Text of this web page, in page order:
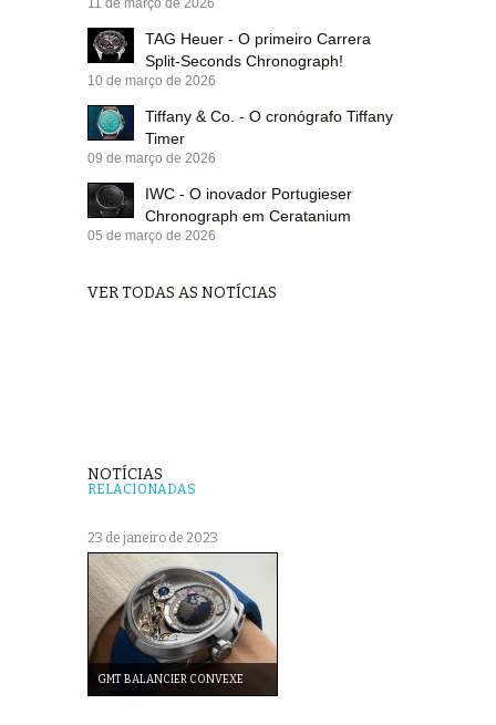
TAG Heuer - O primeiro Carrera
Split-Seconds Chronograph!
10 de março de 2026
Tiffany & Co. - O cronógrafo Tiffany
Timer
09 de março de 2026
IWC - O inovador Portugieser
Chronograph em Ceratanium
05 de março de 2026
VER TODAS AS NOTÍCIAS
NOTÍCIAS
RELACIONADAS
23 de janeiro de 2023
GMT BALANCIER CONVEXE